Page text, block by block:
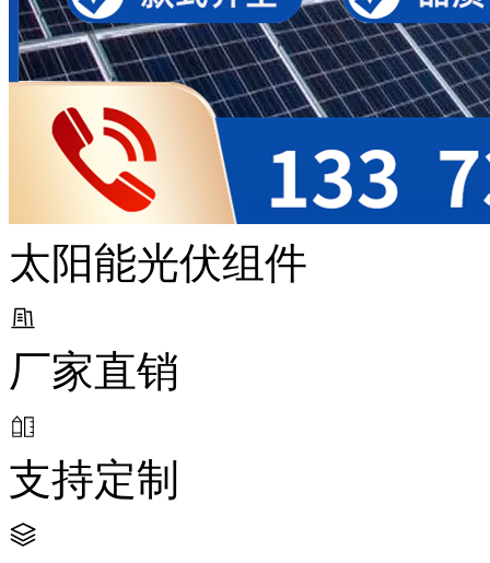
太阳能光伏组件
厂家直销
支持定制